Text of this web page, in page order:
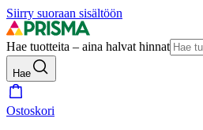
Siirry suoraan sisältöön
Hae tuotteita – aina halvat hinnat
Hae
Ostoskori